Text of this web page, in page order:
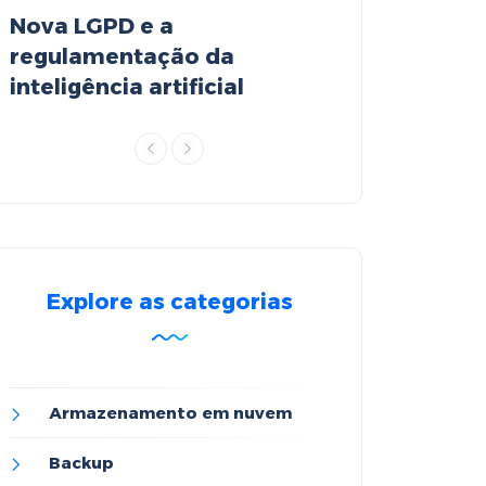
Nova LGPD e a
regulamentação da
inteligência artificial
Explore as categorias
Armazenamento em nuvem
Backup